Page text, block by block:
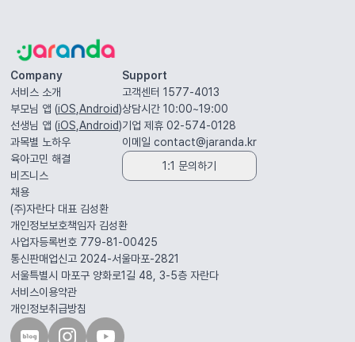
Company
서비스 소개
부모님 앱 (iOS Android)
선생님 앱 (iOS Android)
과목별 노하우
육아고민 해결
비즈니스
채용
Support
고객센터 1577-4013
상담시간 10:00~19:00
기업 제휴 02-574-0128
이메일 contact@jaranda.kr
1:1 문의하기
(주)자란다 대표 김성환
개인정보보호책임자 김성환
사업자등록번호 779-81-00425
통신판매업신고 2024-서울마포-2821
서울특별시 마포구 양화로1길 48, 3-5층자란다
서비스이용약관
개인정보취급방침